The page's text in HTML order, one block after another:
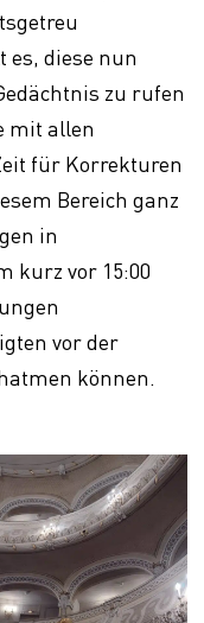
es, diese nun
zu rufen
mit allen
für Korrekturen
Bereich ganz
in
kurz vor 15:00
vor der
können.